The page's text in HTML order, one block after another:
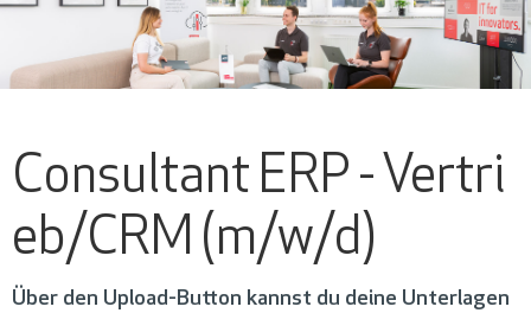
Consultant ERP - Vertri
eb/CRM (m/w/d)
Über den Upload-Button kannst du deine Unterlagen